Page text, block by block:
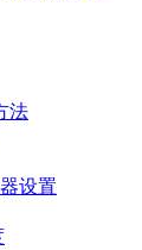
法
设置